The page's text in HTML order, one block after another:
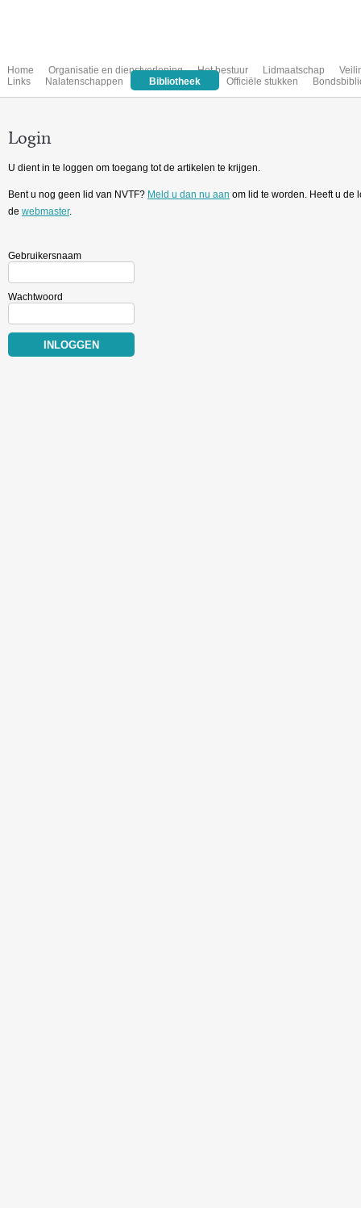
Home Organisatie en dienstverlening Het bestuur Lidmaatschap
Links
Nalatenschappen Bibliotheek Officiële stukken
Login
U dient in te loggen om toegang tot de artikelen te krijgen.
Bent u nog geen lid van NVTF? Meld u dan nu aan om lid te worden. Heeft u de
de webmaster.
Gebruikersnaam
Wachtwoord